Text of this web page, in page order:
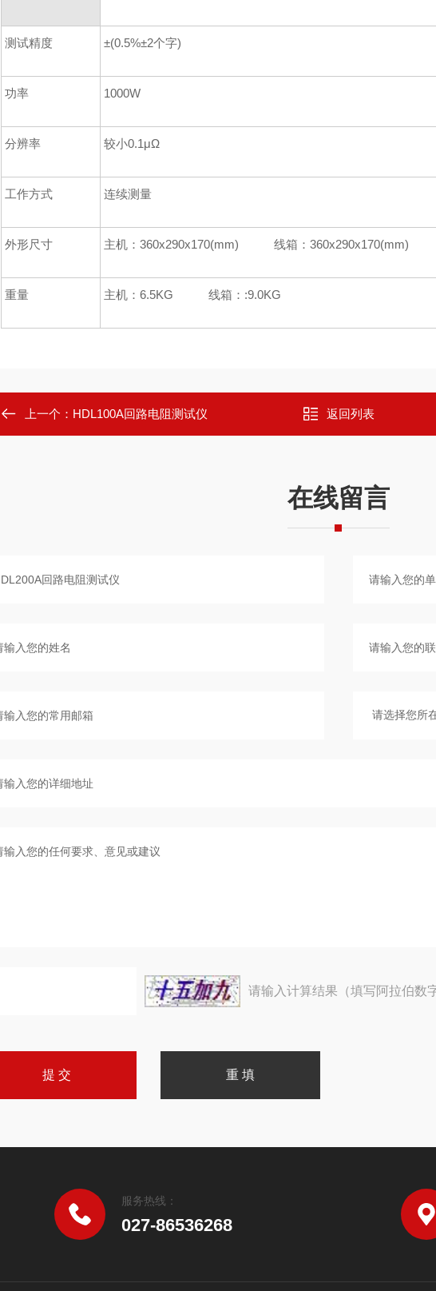
测试精度 ±(0.5%±2个字)
功率 1000W
分辨率 较小0.1μΩ
工作方式 连续测量
外形尺寸 主机：360x290x170(mm) 线箱：360x290x170(mm)
重量 主机：6.5KG 线箱：:9.0KG
上一个： HDL100A回路电阻测试仪 返回列表
在线留言
请输入计算结果（填写阿拉伯数
服务热线：
027-86536268